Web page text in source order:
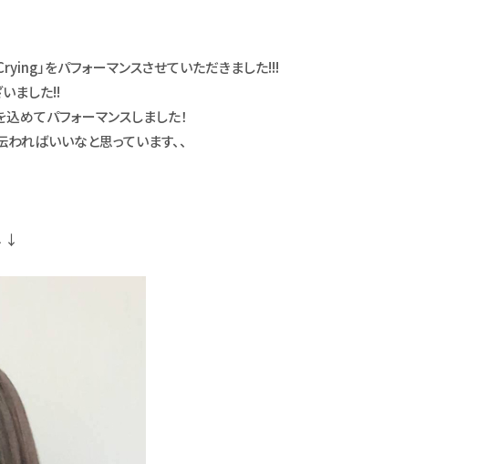
」をパフォーマンスさせていただきました!!!
ました!!
めてパフォーマンスしました！
ればいいなと思っています、、